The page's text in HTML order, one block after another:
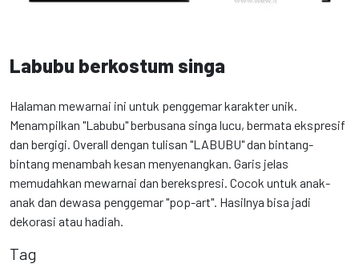
Labubu berkostum singa
Halaman mewarnai ini untuk penggemar karakter unik.
Menampilkan "Labubu" berbusana singa lucu, bermata ekspresif
dan bergigi. Overall dengan tulisan "LABUBU" dan bintang-
bintang menambah kesan menyenangkan. Garis jelas
memudahkan mewarnai dan berekspresi. Cocok untuk anak-
anak dan dewasa penggemar "pop-art". Hasilnya bisa jadi
dekorasi atau hadiah.
Tag